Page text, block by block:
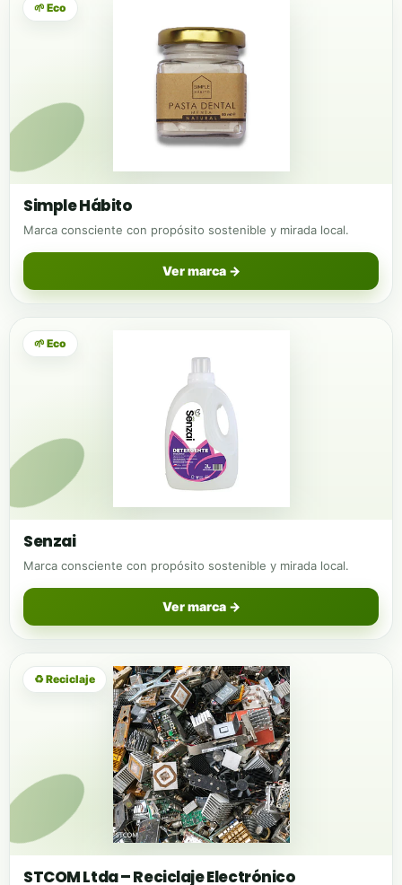
🌱 Eco
Simple Hábito
Marca consciente con propósito sostenible y mirada local.
Ver marca →
🌱 Eco
Senzai
Marca consciente con propósito sostenible y mirada local.
Ver marca →
♻ Reciclaje
STCOM Ltda – Reciclaje Electrónico